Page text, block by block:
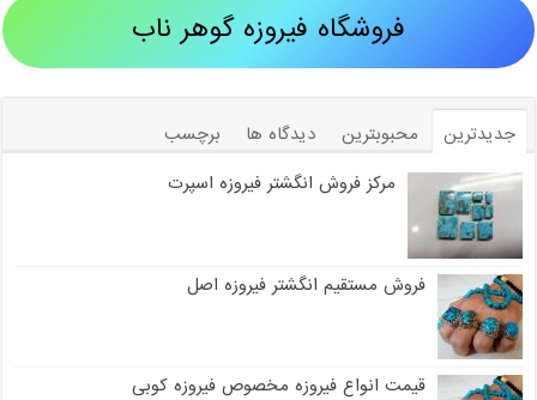
فروشگاه فیروزه گوهر ناب
جدیدترین محبوبترین دیدگاه ها
برچسب
مرکز فروش انگشتر فیروزه اسپرت
فروش مستقیم انگشتر فیروزه اصل
قیمت انواع فیروزه مخصوص فیروزه کوبی